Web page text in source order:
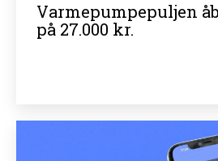
Varmepumpepuljen
på 27.000 kr.